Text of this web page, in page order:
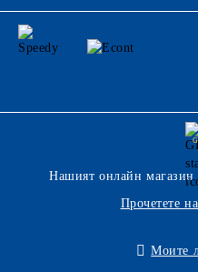
Нашият онлайн магазин
Прочетете
Моите